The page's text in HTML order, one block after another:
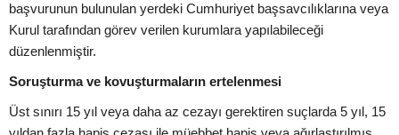
başvurunun bulunulan yerdeki Cumhuriyet başsavcılıklarına veya
Kurul tarafından görev verilen kurumlara yapılabileceği
düzenlenmiştir.
Soruşturma ve kovuşturmaların ertelenmesi
Üst sınırı 15 yıl veya daha az cezayı gerektiren suçlarda 5 yıl, 15